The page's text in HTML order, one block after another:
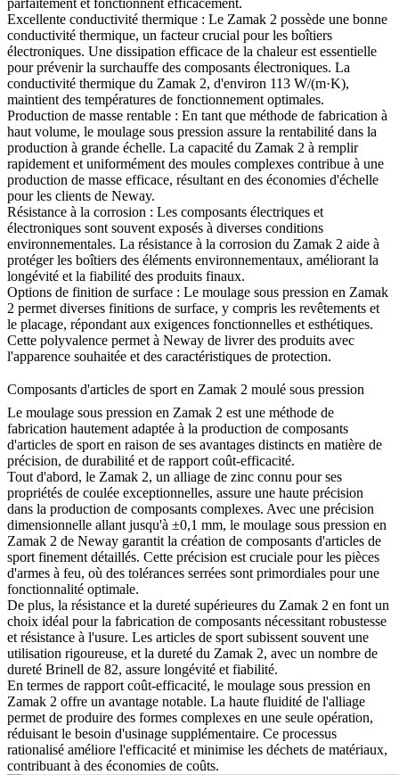
parfaitement et fonctionnent efficacement.
Excellente conductivité thermique : Le Zamak 2 possède une bonne
conductivité thermique, un facteur crucial pour les boîtiers
électroniques. Une dissipation efficace de la chaleur est essentielle
pour prévenir la surchauffe des composants électroniques. La
conductivité thermique du Zamak 2, d'environ 113 W/(m·K),
maintient des températures de fonctionnement optimales.
Production de masse rentable : En tant que méthode de fabrication à
haut volume, le moulage sous pression assure la rentabilité dans la
production à grande échelle. La capacité du Zamak 2 à remplir
rapidement et uniformément des moules complexes contribue à une
production de masse efficace, résultant en des économies d'échelle
pour les clients de Neway.
Résistance à la corrosion : Les composants électriques et
électroniques sont souvent exposés à diverses conditions
environnementales. La résistance à la corrosion du Zamak 2 aide à
protéger les boîtiers des éléments environnementaux, améliorant la
longévité et la fiabilité des produits finaux.
Options de finition de surface : Le moulage sous pression en Zamak
2 permet diverses finitions de surface, y compris les revêtements et
le placage, répondant aux exigences fonctionnelles et esthétiques.
Cette polyvalence permet à Neway de livrer des produits avec
l'apparence souhaitée et des caractéristiques de protection.
Composants d'articles de sport en Zamak 2 moulé sous pression
Le moulage sous pression en Zamak 2 est une méthode de
fabrication hautement adaptée à la production de composants
d'articles de sport en raison de ses avantages distincts en matière de
précision, de durabilité et de rapport coût-efficacité.
Tout d'abord, le Zamak 2, un alliage de zinc connu pour ses
propriétés de coulée exceptionnelles, assure une haute précision
dans la production de composants complexes. Avec une précision
dimensionnelle allant jusqu'à ±0,1 mm, le moulage sous pression en
Zamak 2 de Neway garantit la création de composants d'articles de
sport finement détaillés. Cette précision est cruciale pour les pièces
d'armes à feu, où des tolérances serrées sont primordiales pour une
fonctionnalité optimale.
De plus, la résistance et la dureté supérieures du Zamak 2 en font un
choix idéal pour la fabrication de composants nécessitant robustesse
et résistance à l'usure. Les articles de sport subissent souvent une
utilisation rigoureuse, et la dureté du Zamak 2, avec un nombre de
dureté Brinell de 82, assure longévité et fiabilité.
En termes de rapport coût-efficacité, le moulage sous pression en
Zamak 2 offre un avantage notable. La haute fluidité de l'alliage
permet de produire des formes complexes en une seule opération,
réduisant le besoin d'usinage supplémentaire. Ce processus
rationalisé améliore l'efficacité et minimise les déchets de matériaux,
contribuant à des économies de coûts.